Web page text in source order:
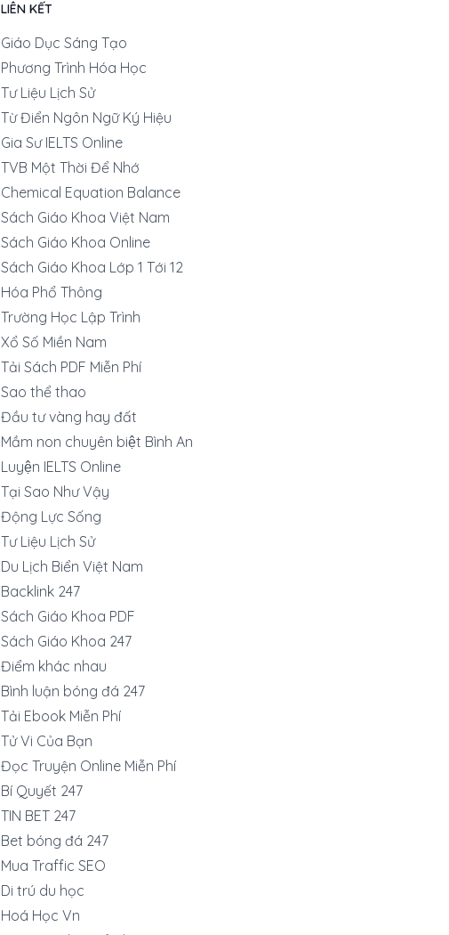
LIÊN KẾT
Giáo Dục Sáng Tạo
Phương Trình Hóa Học
Tư Liệu Lịch Sử
Từ Điển Ngôn Ngữ Ký Hiệu
Gia Sư IELTS Online
TVB Một Thời Để Nhớ
Chemical Equation Balance
Sách Giáo Khoa Việt Nam
Sách Giáo Khoa Online
Sách Giáo Khoa Lớp 1 Tới 12
Hóa Phổ Thông
Trường Học Lập Trình
Xổ Số Miền Nam
Tải Sách PDF Miễn Phí
Sao thể thao
Đầu tư vàng hay đất
Mầm non chuyên biệt Bình An
Luyện IELTS Online
Tại Sao Như Vậy
Động Lực Sống
Tư Liệu Lịch Sử
Du Lịch Biển Việt Nam
Backlink 247
Sách Giáo Khoa PDF
Sách Giáo Khoa 247
Điểm khác nhau
Bình luận bóng đá 247
Tải Ebook Miễn Phí
Tử Vi Của Bạn
Đọc Truyện Online Miễn Phí
Bí Quyết 247
TIN BET 247
Bet bóng đá 247
Mua Traffic SEO
Di trú du học
Hoá Học Vn